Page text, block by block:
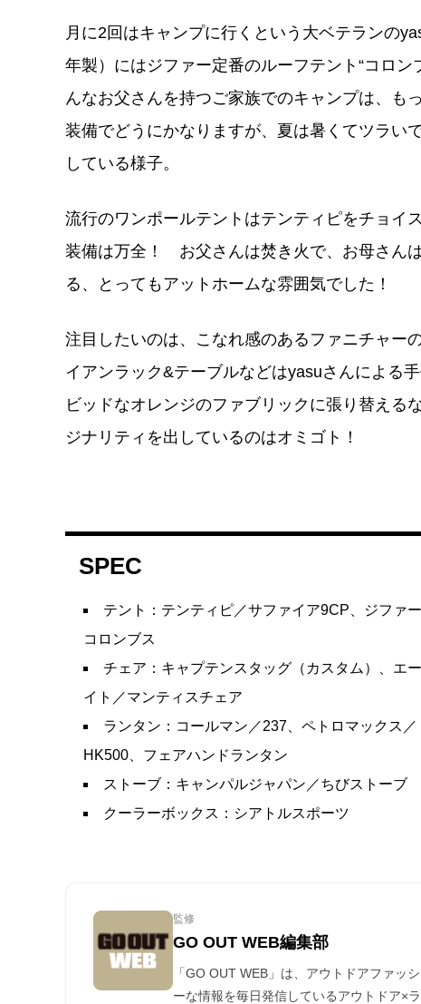
月に2回はキャンプに行くという大ベテランの
年製）にはジファー定番のルーフテント“コロ
んなお父さんを持つご家族でのキャンプは、も
装備でどうにかなりますが、夏は暑くてツラ
している様子。
流行のワンポールテントはテンティピをチョイ
装備は万全！ お父さんは焚き火で、お母さん
る、とってもアットホームな雰囲気でした！
注目したいのは、こなれ感のあるファニチャー
イアンラック&テーブルなどはyasuさんによる
ビッドなオレンジのファブリックに張り替える
ジナリティを出しているのはオミゴト！
SPEC
テント：テンティピ／サファイア9CP、ジファ
コロンブス
チェア：キャプテンスタッグ（カスタム）、エ
イト／マンティスチェア
ランタン：コールマン／237、ペトロマックス／
HK500、フェアハンドランタン
ストーブ：キャンパルジャパン／ちびストーブ
クーラーボックス：シアトルスポーツ
監修
GO OUT WEB編集部
「GO OUT WEB」は、アウトドアファッ
ーな情報を毎日発信しているアウトドア×